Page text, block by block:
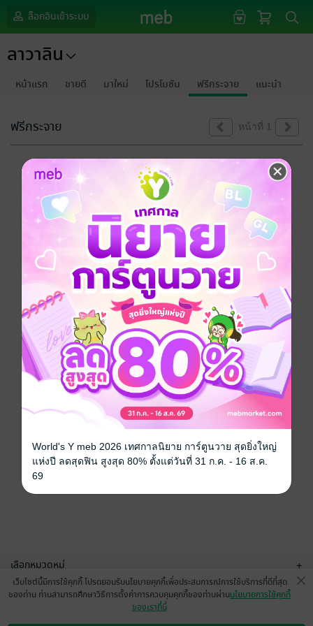
ล็อกอินเข้าระบบ
ลาวาลิน
หน้าแรก ขายดี มาใหม่ โปรโมชัน ฟรีกระจาย แนะนำ
ฟรีกระจาย หน้าที่ 1
ขออภัยด้วยนะคะ
ไม่พบข้อมูลในหัวข้อที่คุณกำลังชมค่ะ
เลือกหมวดหมู่ +
บริการช่วยเหลือ
เว็บไซต์นี้มีการใช้คุกกี้ โปรดยอมรับนโยบายคุกกี้เพื่อประสบการณ์การใช้บริการที่ดีที่สุด
ของท่าน ท่านสามารถศึกษาวิธีการตั้งค่าการควบคุมคุกกี้ของท่านผ่านนโยบายการใช้คุกกี้
ของเราที่นี่
World's Y meb 2026 เทศกาลนิยาย การ์ตูนวาย สุดยิ่งใหญ่
แห่งปี ลดสุดฟิน สูงสุด 80% ตั้งแต่วันที่ 31 ก.ค. - 16 ส.ค.
69